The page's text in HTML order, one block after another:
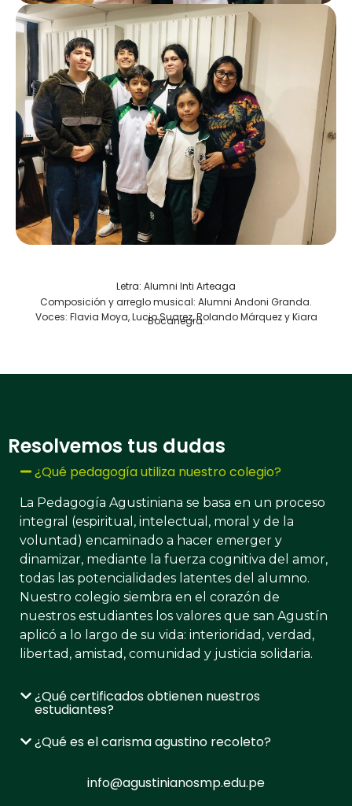
Letra: Alumni Inti Arteaga
Composición y arreglo musical: Alumni Andoni Granda.
Voces: Flavia Moya, Lucio Suarez, Rolando Márquez y Kiara
Bocanegra.
Resolvemos tus dudas
¿Qué pedagogía utiliza nuestro colegio?
La Pedagogía Agustiniana se basa en un proceso
integral (espiritual, intelectual, moral y de la
voluntad) encaminado a hacer emerger y
dinamizar, mediante la fuerza cognitiva del amor,
todas las potencialidades latentes del alumno.​
Nuestro colegio siembra en el corazón de
nuestros estudiantes los valores que san Agustín
aplicó a lo largo de su vida: interioridad, verdad,
libertad, amistad, comunidad y justicia solidaria.
¿Qué certificados obtienen nuestros
estudiantes?
¿Qué es el carisma agustino recoleto?
info@agustinianosmp.edu.pe